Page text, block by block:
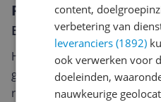
Reviews
Er zijn nog geen reviews
Heb jij dit product in bezit
geven? Start dan hieronder
review. Afhankelijk van de
content,
verbetering van
leveranciers (1892)
ook verwerken voor
doeleinden,
nauwkeurige